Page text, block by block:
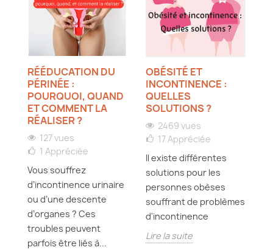
RÉÉDUCATION DU
PÉRINÉE :
POURQUOI, QUAND
ET COMMENT LA
RÉALISER ?
127 vues
1 Appréciée
Vous souffrez
d’incontinence urinaire
ou d’une descente
d’organes ? Ces
troubles peuvent
parfois être liés à...
OBÉSITÉ ET
INCONTINENCE :
QUELLES
SOLUTIONS ?
2469 vues
17Appréciée
Il existe différentes
solutions pour les
personnes obèses
souffrant de problèmes
d'incontinence
Lire la suite